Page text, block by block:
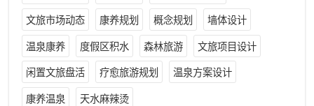
文旅市场动态 康养规划 概念规划 墙体设计
温泉康养 度假区积水 森林旅游 文旅项目设计
闲置文旅盘活 疗愈旅游规划 温泉方案设计
康养温泉 天水麻辣烫